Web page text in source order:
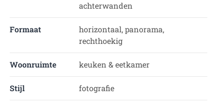
achterwanden
Formaat
horizontaal, panorama,
rechthoekig
Woonruimte keuken & eetkamer
Stijl fotografie